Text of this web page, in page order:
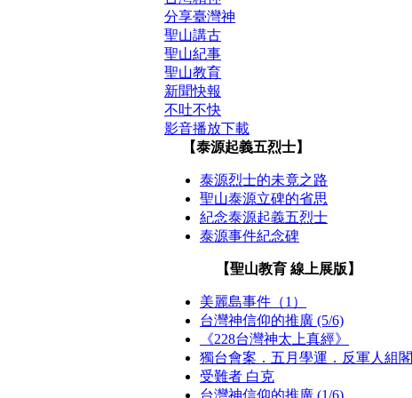
分享臺灣神
聖山講古
聖山紀事
聖山教育
新聞快報
不吐不快
影音播放下載
【泰源起義五烈士】
泰源烈士的未竟之路
聖山泰源立碑的省思
紀念泰源起義五烈士
泰源事件紀念碑
【聖山教育 線上展版】
美麗島事件（1）
台灣神信仰的推廣 (5/6)
《228台灣神太上真經》
獨台會案．五月學運．反軍人組閣
受難者 白克
台灣神信仰的推廣 (1/6)